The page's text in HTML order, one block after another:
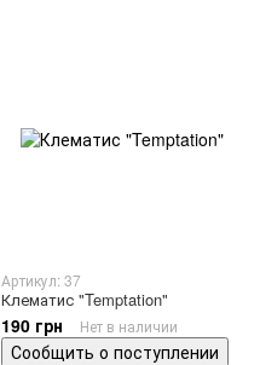
Артикул: 37
Клематис "Temptation"
190 грн Нет в наличии
Сообщить о поступлении